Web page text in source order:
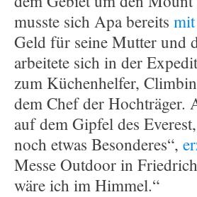
musste sich Apa bereits
Geld für seine Mutter und
arbeitete sich in der
zum Küchenhelfer,
dem Chef der Hochträger.
auf dem Gipfel des
noch etwas Besonderes“,
Messe Outdoor in
wäre ich im Himmel.“